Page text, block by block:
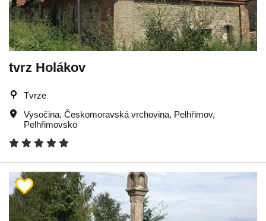
tvrz Holákov
Tvrze
Vysočina, Českomoravská vrchovina, Pelhřimov,
Pelhřimovsko